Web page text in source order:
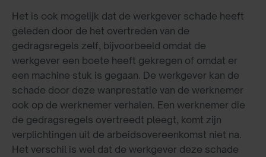
Het is ook mogelijk dat de werkgever schade heeft
geleden door de het overtreden van de
gedragsregels zelf, bijvoorbeeld omdat de
werkgever een boete heeft gekregen of omdat er
een machine stuk is gegaan. De werkgever kan de
schade door deze wanprestatie van de werknemer
ook op de werknemer verhalen. Een werknemer die
de gedragsregels overtreedt pleegt, komt zijn
verplichtingen uit de arbeidsovereenkomst niet na.
Het verschil is wel dat de werkgever deze schade